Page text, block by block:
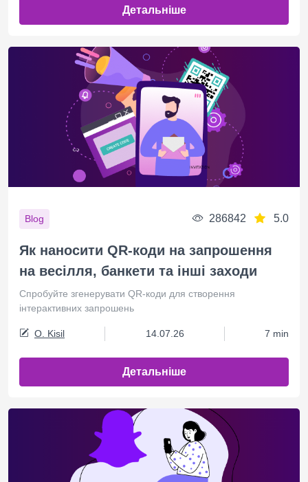
Детальніше
Blog 286842 5.0
Як наносити QR-коди на запрошення
на весілля, банкети та інші заходи
Спробуйте згенерувати QR-коди для створення
інтерактивних запрошень
O. Kisil 14.07.26 7 min
Детальніше